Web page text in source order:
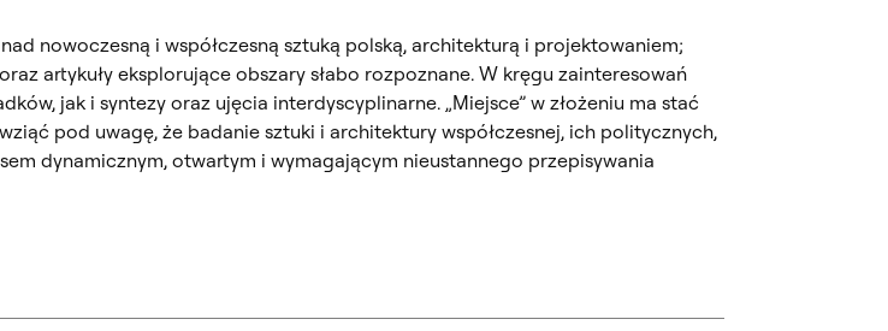
nowoczesną i współczesną sztuką polską, architekturą i projektowaniem;
artykuły eksplorujące obszary słabo rozpoznane. W kręgu zainteresowań
jak i syntezy oraz ujęcia interdyscyplinarne. „Miejsce” w złożeniu ma stać
pod uwagę, że badanie sztuki i architektury współczesnej, ich politycznych,
dynamicznym, otwartym i wymagającym nieustannego przepisywania